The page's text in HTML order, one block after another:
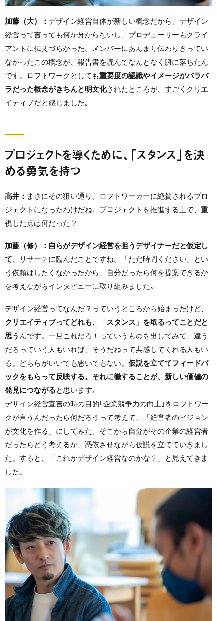
加藤（大）： デザイン経営自体が新しい概念だから、デザイン
経営って言っても何か分からないし、プロデューサーもクライ
アントに伝えづらかった。メンバーにあんまり伝わりきってい
なかったこの概念が、報告書を読んでなんとなく腑に落ちたん
です。ロフトワークとしても重要度の認識やイメージがバラバ
ラだった概念がきちんと明文化されたところが、すごくクリエ
イティブだと感じました｡
プロジェクトを導くために、「スタンス」を決
める勇気を持つ
高井： まさにその狙い通り、ロフトワーカーに絶賛されるプロ
ジェクトになったわけだね。プロジェクトを推進する上で、重
視した点は何だった？
加藤（修）：自らがデザイン経営を担うデザイナーだと仮定し
て 、リサーチに臨んだことですね。「ただ時間ください」とい
う依頼はしたくなかったから、自分だったら何を提案できるか
を考えながらインタビューに取り組みました｡
デザイン経営ってなんだ？っていうところから始まったけど、
クリエイティブってどれも、「スタンス」を取るってことだと
思う んです。一旦これだろ！っていうものを出してみて、違う
だろっていう人もいれば、そうだねって共感してくれる人もい
る。どちらがいいでも悪いでもない。 仮説を立ててフィードバ
ックをもらって反映する。それに徹することが、新しい価値の
発見につながると思います｡
デザイン経営宣言の時の目的｢企業競争力の向上｣をロフトワー
クが言うんだったら何だろうって考えて、「経営者のビジョン
が文化を作る」にしてみた。そこから自分がその企業の経営者
だったらどう考えるか、憑依させながら仮説を立てていきまし
た。すると、「これがデザイン経営なのかな？」と見えてきま
した。